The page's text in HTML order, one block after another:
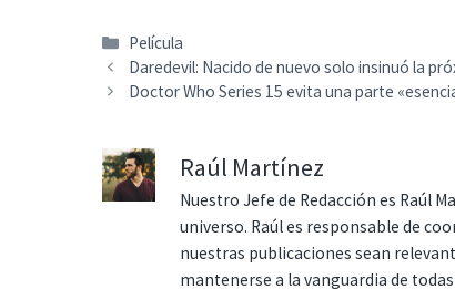
Categorías
Película
Daredevil: Nacido de nuevo solo insinuó la
Doctor Who Series 15 evita una parte
Raúl Martínez
Nuestro Jefe de Redacción es Raúl
universo. Raúl es responsable de
nuestras publicaciones sean
mantenerse a la vanguardia de